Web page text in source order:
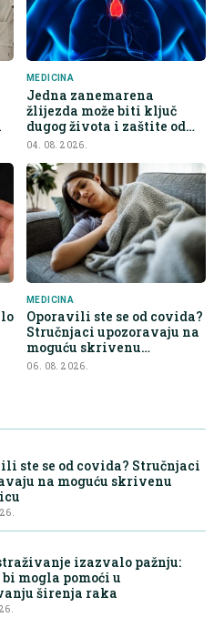
MEDICINA
Jedna zanemarena
žlijezda može biti ključ
dugog života i zaštite od
raka
04. 08. 2026.
MEDICINA
Oporavili ste se od covida?
Stručnjaci upozoravaju na
moguću skrivenu
posljedicu
06. 08. 2026.
ste se od covida? Stručnjaci
na moguću skrivenu
izazvalo pažnju:
mogla pomoći u
širenja raka